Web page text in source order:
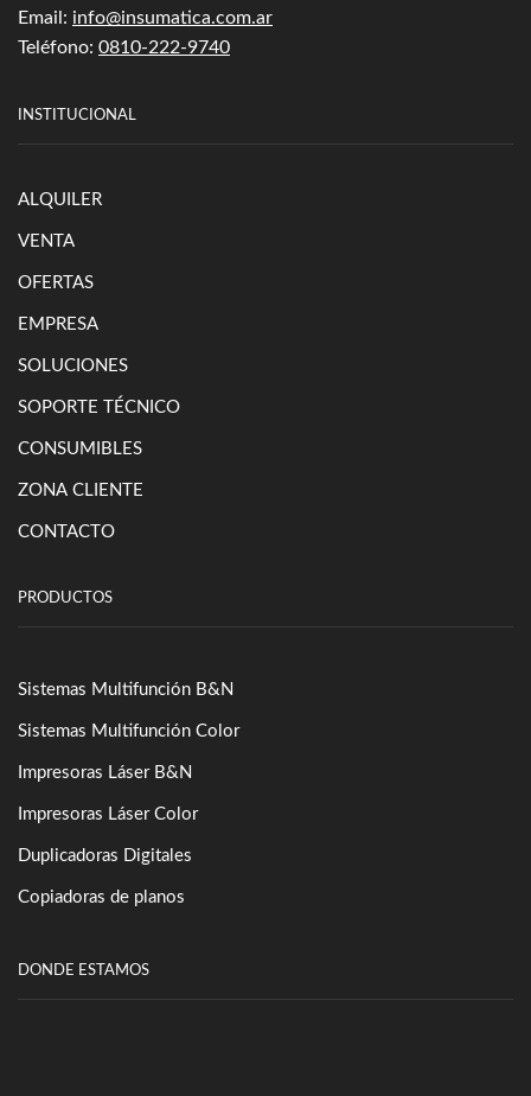
Email: info@insumatica.com.ar
Teléfono: 0810-222-9740
INSTITUCIONAL
ALQUILER
VENTA
OFERTAS
EMPRESA
SOLUCIONES
SOPORTE TÉCNICO
CONSUMIBLES
ZONA CLIENTE
CONTACTO
PRODUCTOS
Sistemas Multifunción B&N
Sistemas Multifunción Color
Impresoras Láser B&N
Impresoras Láser Color
Duplicadoras Digitales
Copiadoras de planos
DONDE ESTAMOS